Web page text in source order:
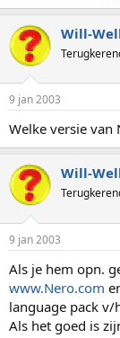
Will-
9 jan 2003
Welke versie van
Will-
9 jan 2003
Als je hem opn.
www.Nero.com
language pack v/
Als het goed is